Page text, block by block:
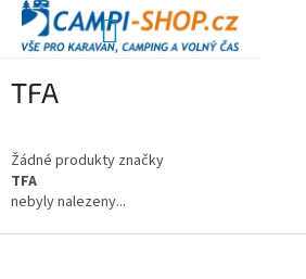
Přejít
obsah
NÁKUPNÍ
TFA
Žádné produkty značky
TFA
nebyly nalezeny...